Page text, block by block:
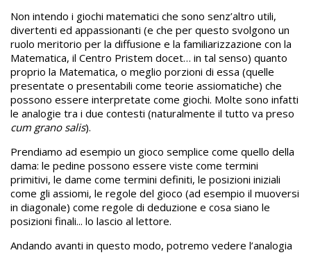
Non intendo i giochi matematici che sono senz’altro utili,
divertenti ed appassionanti (e che per questo svolgono un
ruolo meritorio per la diffusione e la familiarizzazione con la
Matematica, il Centro Pristem docet… in tal senso) quanto
proprio la Matematica, o meglio porzioni di essa (quelle
presentate o presentabili come teorie assiomatiche) che
possono essere interpretate come giochi. Molte sono infatti
le analogie tra i due contesti (naturalmente il tutto va preso
cum grano salis).
Prendiamo ad esempio un gioco semplice come quello della
dama: le pedine possono essere viste come termini
primitivi, le dame come termini definiti, le posizioni iniziali
come gli assiomi, le regole del gioco (ad esempio il muoversi
in diagonale) come regole di deduzione e cosa siano le
posizioni finali... lo lascio al lettore.
Andando avanti in questo modo, potremo vedere l’analogia